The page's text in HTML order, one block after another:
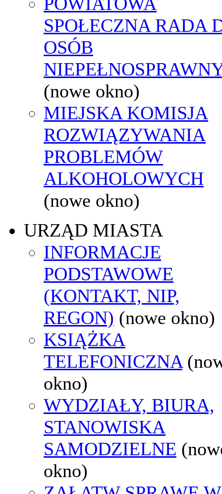
SPOŁECZNA RADA
OSÓB
(nowe okno)
MIEJSKA KOMISJA
ROZWIĄZYWANIA
PROBLEMÓW
ALKOHOLOWYCH
(nowe okno)
URZĄD MIASTA
INFORMACJE
PODSTAWOWE
(KONTAKT, NIP,
REGON) (nowe okno)
KSIĄŻKA
TELEFONICZNA
okno)
WYDZIAŁY, BIURA,
STANOWISKA
SAMODZIELNE
okno)